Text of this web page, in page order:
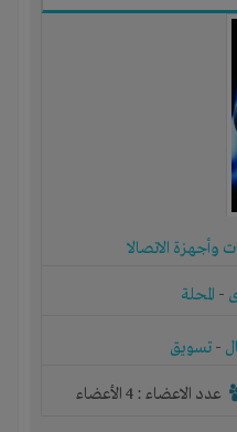
وأجهزة الاتصالا
- المحلة
- تسويق
عدد الاعضاء : 4 الأعضاء